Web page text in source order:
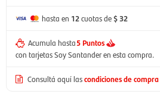
hasta en 12cuotas de$ 32
Acumula hasta5 Puntos
con tarjetas Soy Santander en esta compra.
Consultá aquí lascondiciones de compra